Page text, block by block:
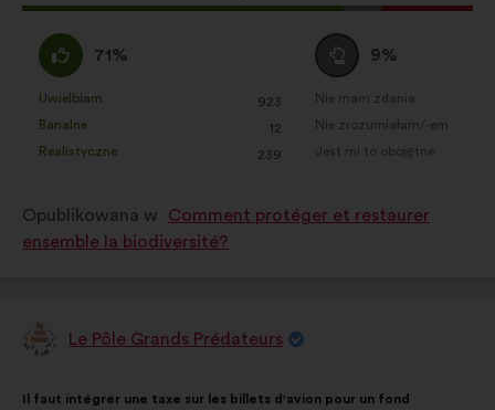
propozycja
następująco:
Zgadzam
się
:
71%
w
kategorii:
Uwielbiam
: 923
razy
Banalne
: 12
razy
Realistyczne
: 239
razy
Wstrzymuję
się
:
9%
w
Nie mam zdania
:razy
Nie zrozumiałam/-em
:razy
Jest mi to obojętne
:razy
Opublikowana w
Comment protéger et restaurer
ensemble la biodiversité?
Propozycja:Le Pôle Grands Prédateurs
Il faut intégrer une taxe sur les billets d'avion pour un fond